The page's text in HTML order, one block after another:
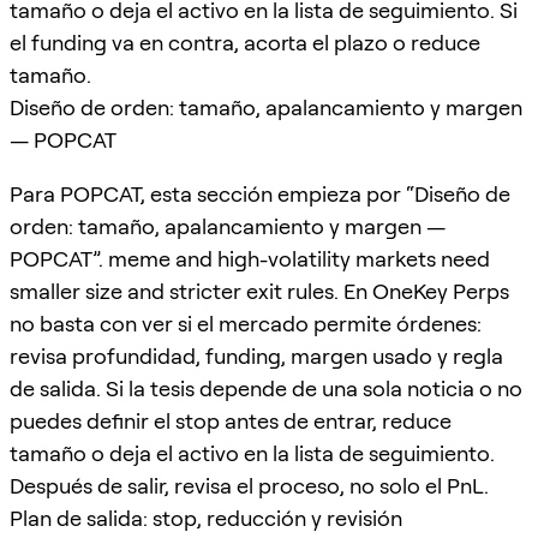
tamaño o deja el activo en la lista de seguimiento. Si
el funding va en contra, acorta el plazo o reduce
tamaño.
Diseño de orden: tamaño, apalancamiento y margen
— POPCAT
Para POPCAT, esta sección empieza por “Diseño de
orden: tamaño, apalancamiento y margen —
POPCAT”. meme and high-volatility markets need
smaller size and stricter exit rules. En OneKey Perps
no basta con ver si el mercado permite órdenes:
revisa profundidad, funding, margen usado y regla
de salida. Si la tesis depende de una sola noticia o no
puedes definir el stop antes de entrar, reduce
tamaño o deja el activo en la lista de seguimiento.
Después de salir, revisa el proceso, no solo el PnL.
Plan de salida: stop, reducción y revisión